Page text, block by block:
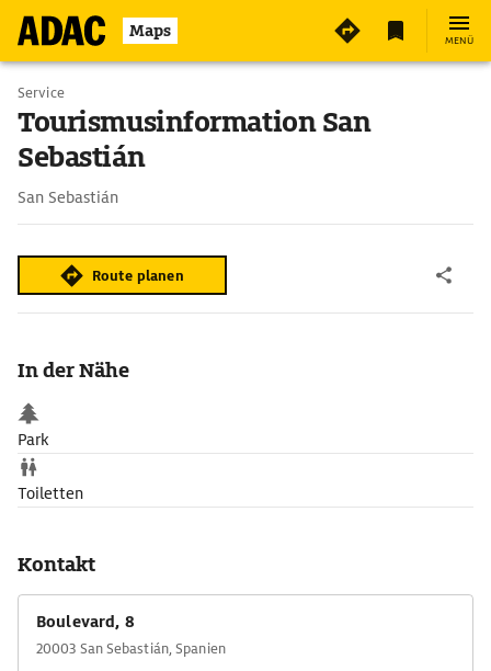
Maps MENÜ
Service
Tourismusinformation San
Sebastián
San Sebastián
Route planen
In der Nähe
Park
Toiletten
Kontakt
Boulevard, 8
20003 San Sebastián, Spanien